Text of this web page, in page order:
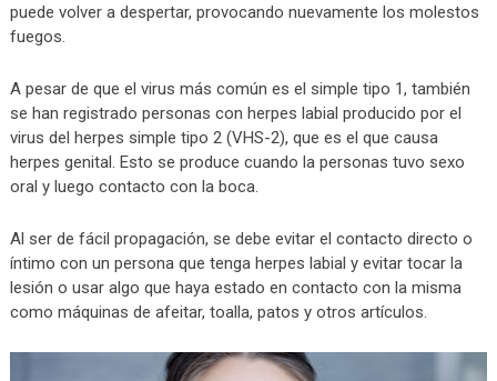
puede volver a despertar, provocando nuevamente los molestos
fuegos.
A pesar de que el virus más común es el simple tipo 1, también
se han registrado personas con herpes labial producido por el
virus del herpes simple tipo 2 (VHS-2), que es el que causa
herpes genital. Esto se produce cuando la personas tuvo sexo
oral y luego contacto con la boca.
Al ser de fácil propagación, se debe evitar el contacto directo o
íntimo con un persona que tenga herpes labial y evitar tocar la
lesión o usar algo que haya estado en contacto con la misma
como máquinas de afeitar, toalla, patos y otros artículos.